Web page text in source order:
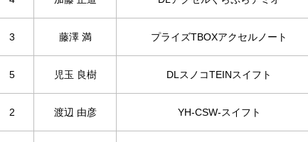
3 藤澤 満 プライズTBOXアクセルノート
5 児玉 良樹 DLスノコTEINスイフト
2 渡辺 由彦 YH-CSW-スイフト